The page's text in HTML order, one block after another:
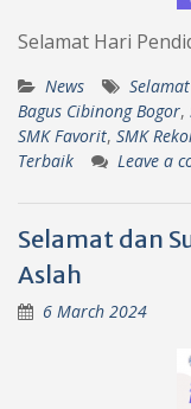
Selamat Hari
News
Bagus Cibinong Bogor,
SMK Favorit, SMK
Terbaik
Leave a
Selamat dan
Aslah
6 March 2024